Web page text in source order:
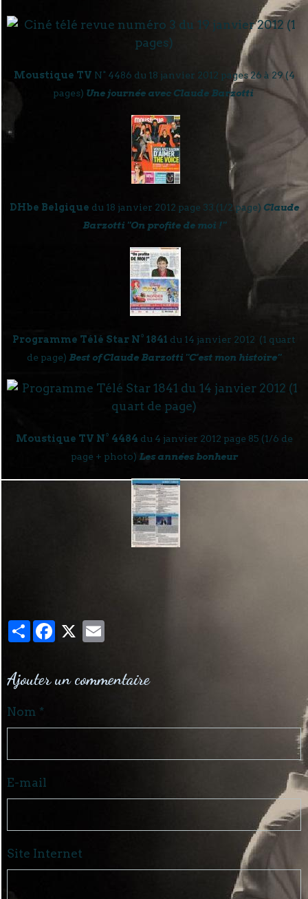
Moustique TV N° 4486 du 18 janvier 2012 pages 26 à 29 (4
pages) Une journée avec Claude Barzotti
DHbe Belgique du 18 janvier 2012 page 33 (1/2 page) Claude
Barzotti "On profite de moi !"
Programme Télé Star N° 1841 du 14 janvier 2012 (1 quart
de page) Best of Claude Barzotti "C'est mon histoire"
Moustique TV N° 4484 du 4 janvier 2012 page 85 (1/6 de
page + photo) Les années bonheur
PartagerFacebook
X
Ajouter un commentaire
Nom
E-mail
Site Internet